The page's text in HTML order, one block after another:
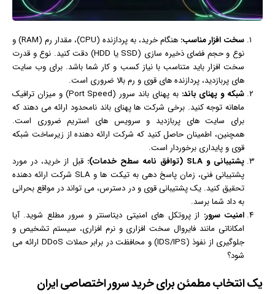
سخت‌ افزار مناسب:
هنگام خرید، به پردازنده (CPU)، مقدار رم (RAM) و
نوع و حجم فضای ذخیره‌ سازی (SSD یا HDD) دقت کنید. نوع و قدرت
سخت‌ افزار باید متناسب با نیاز کسب‌ و کار شما باشد. برای وب‌ سایت‌
های پربازدید، پردازنده‌ های قوی و رم بالا ضروری است.
شبکه و پهنای باند:
به پهنای باند سرور (Port Speed) و میزان ترافیک
ماهانه توجه کنید. برخی شرکت‌ ها پهنای باند نامحدود ارائه می‌ دهند که
برای سایت‌ های پربازدید و سرویس‌ های استریم ضروری است.
همچنین، اطمینان حاصل کنید که شرکت ارائه‌ دهنده از زیرساخت شبکه
قوی و پایداری برخوردار است.
پشتیبانی و SLA (توافق‌ نامه سطح خدمات):
قبل از خرید، در مورد
پشتیبانی فنی، زمان پاسخ‌ دهی به تیکت‌ ها و SLA شرکت ارائه‌ دهنده
تحقیق کنید. یک پشتیبانی قوی و در دسترس، می‌ تواند در مواقع بحرانی
به داد شما برسد.
امنیت سرور: از پروتکل‌ های امنیتی دیتاسنتر و سرور مطلع شوید. آیا
امکاناتی مانند فایروال سخت‌ افزاری و نرم‌ افزاری، سیستم تشخیص و
جلوگیری از نفوذ (IDS/IPS) و محافظت در برابر حملات DDoS ارائه می‌
شود؟
یک انتخاب مطمئن برای خرید سرور اختصاصی ایران